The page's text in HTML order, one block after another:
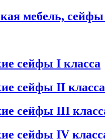
мебель, сейфы
сейфы I класса
сейфы II класса
сейфы III
сейфы IV